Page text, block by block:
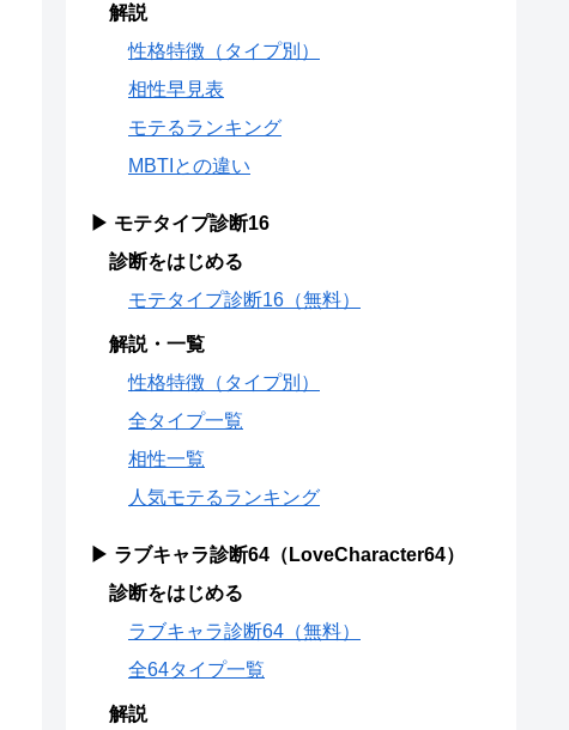
解説
性格特徴（タイプ別）
相性早見表
モテるランキング
MBTIとの違い
▶ モテタイプ診断16
診断をはじめる
モテタイプ診断16（無料）
解説・一覧
性格特徴（タイプ別）
全タイプ一覧
相性一覧
人気モテるランキング
▶ ラブキャラ診断64（LoveCharacter64）
診断をはじめる
ラブキャラ診断64（無料）
全64タイプ一覧
解説